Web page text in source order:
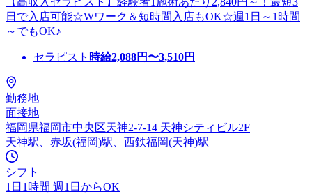
日で入店可能☆Wワーク＆短時間入店もOK☆週1日～1時間
～でもOK♪
セラピスト 時給2,088円〜3,510円
勤務地
面接地
福岡県福岡市中央区天神2-7-14 天神シティビル2F
天神駅、赤坂(福岡)駅、西鉄福岡(天神)駅
シフト
1日1時間 週1日からOK